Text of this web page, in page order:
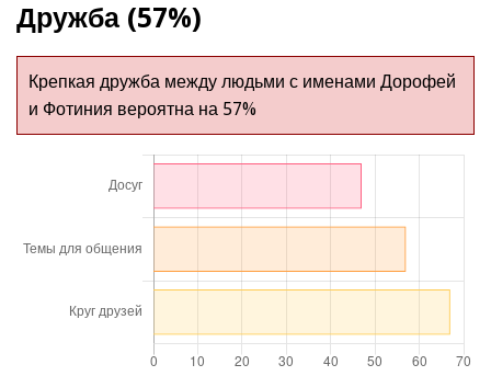
Дружба (57%)
Крепкая дружба между людьми с именами Дорофей
и Фотиния вероятна на 57%